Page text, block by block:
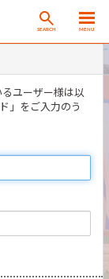
SEARCH MENU
ユーザー様は以
」をご入力のう